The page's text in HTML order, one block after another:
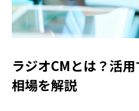
ラジオCMとは？活
相場を解説